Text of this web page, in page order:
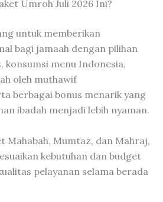
Umroh Juli 2026 Ini?
untuk memberikan
bagi jamaah dengan pilihan
menu Indonesia,
oleh muthawif
berbagai bonus menarik yang
ibadah menjadi lebih nyaman.
Mahabah, Mumtaz, dan Mahraj,
kebutuhan dan budget
pelayanan selama berada